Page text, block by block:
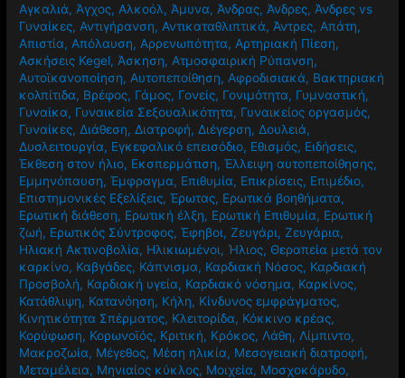
Αγκαλιά, Άγχος, Αλκοόλ, Άμυνα, Άνδρας, Άνδρες, Άνδρες vs
Γυναίκες, Αντιγήρανση, Αντικαταθλιπτικά, Άντρες, Απάτη,
Απιστία, Απόλαυση, Αρρενωπότητα, Αρτηριακή Πίεση,
Ασκήσεις Kegel, Άσκηση, Ατμοσφαιρική Ρύπανση,
Αυτοϊκανοποίηση, Αυτοπεποίθηση, Αφροδισιακά, Βακτηριακή
κολπίτιδα, Βρέφος, Γάμος, Γονείς, Γονιμότητα, Γυμναστική,
Γυναίκα, Γυναικεία Σεξουαλικότητα, Γυναικείος οργασμός,
Γυναίκες, Διάθεση, Διατροφή, Διέγερση, Δουλειά,
Δυσλειτουργία, Εγκεφαλικό επεισόδιο, Εθισμός, Ειδήσεις,
Έκθεση στον ήλιο, Εκσπερμάτιση,Έλλειψη αυτοπεποίθησης,
Εμμηνόπαυση,Έμφραγμα, Επιθυμία, Επικρίσεις, Επιμέδιο,
Επιστημονικές Εξελίξεις,Έρωτας, Ερωτικά βοηθήματα,
Ερωτική διάθεση, Ερωτική έλξη, Ερωτική Επιθυμία, Ερωτική
ζωή, Ερωτικός Σύντροφος,Έφηβοι,Ζευγάρι,Ζευγάρια,
Ηλιακή Ακτινοβολία, Ηλικιωμένοι, Ήλιος, Θεραπεία μετά τον
καρκίνο, Καβγάδες, Κάπνισμα, Καρδιακή Νόσος, Καρδιακή
Προσβολή, Καρδιακή υγεία, Καρδιακό νόσημα, Καρκίνος,
Κατάθλιψη, Κατανόηση, Κήλη, Κίνδυνος εμφράγματος,
Κινητικότητα Σπέρματος, Κλειτορίδα, Κόκκινο κρέας,
Κορύφωση, Κορωνοϊός, Κριτική, Κρόκος, Λάθη, Λίμπιντο,
Μακροζωία, Μέγεθος, Μέση ηλικία, Μεσογειακή διατροφή,
Μεταμέλεια, Μηνιαίος κύκλος, Μοιχεία, Μοσχοκάρυδο,